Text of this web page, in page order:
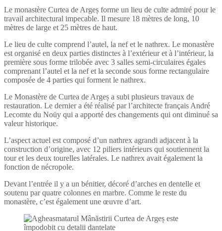
Le monastère Curtea de Argeș forme un lieu de culte admiré pour le
travail architectural impecable. Il mesure 18 mètres de long, 10
mètres de large et 25 mètres de haut.
Le lieu de culte comprend l’autel, la nef et le nathrex. Le monastère
est organisé en deux parties distinctes à l’extérieur et à l’intérieur, la
première sous forme trilobée avec 3 salles semi-circulaires égales
comprenant l’autel et la nef et la seconde sous forme rectangulaire
composée de 4 parties qui forment le nathrex.
Le Monastère de Curtea de Argeș a subi plusieurs travaux de
restauration. Le dernier a été réalisé par l’architecte français André
Lecomte du Noüy qui a apporté des changements qui ont diminué sa
valeur historique.
L’aspect actuel est composé d’un nathrex agrandi adjacent à la
construction d’origine, avec 12 piliers intérieurs qui soutiennent la
tour et les deux tourelles latérales. Le nathrex avait également la
fonction de nécropole.
Devant l’entrée il y a un bénitier, décoré d’arches en dentelle et
soutenu par quatre colonnes en marbre. Comme le reste du
monastère, c’est également une œuvre d’art.